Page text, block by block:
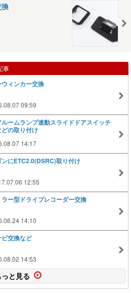
事
ィンカー交換
09:59
ームランプ連動スライドドアスイッチ
の取り付け
14:17
にETC2.0(DSRC)取り付け
12:55
ー型ドライブレコーダー交換
14:10
交換など
14:53
っと見る